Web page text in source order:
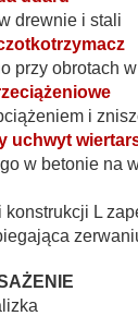
drewnie i stali
przy obrotach
i
uchwyt
w betonie na
konstrukcji L